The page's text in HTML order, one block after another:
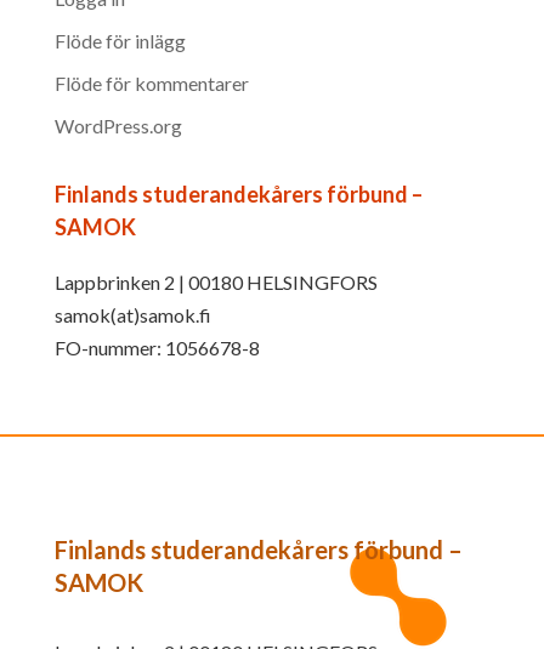
Flöde för inlägg
Flöde för kommentarer
WordPress.org
Finlands studerandekårers förbund –
SAMOK
Lappbrinken 2 | 00180 HELSINGFORS
samok(at)samok.fi
FO-nummer: 1056678-8
Finlands studerandekårers förbund –
SAMOK